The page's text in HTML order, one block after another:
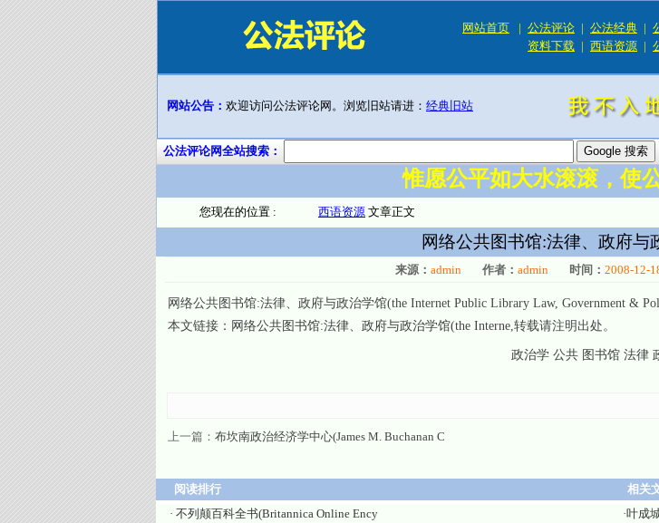
网站首页 | 公法评论 | 公法经典 |
资料下载 | 西语资源 |
网站公告： 欢迎访问公法评论网。浏览旧站请进： 经典旧站
公法评论网全站搜索：
惟愿公平如大水滚滚，使
您现在的位置 : 西语资源 文章正文
网络公共图书馆:法律、政府与
来源： admin 作者： admin 时间： 2008-12-
网络公共图书馆:法律、政府与政治学馆(the Internet Public Library Law, Government &
本文链接： 网络公共图书馆:法律、政府与政治学馆(the Interne,转载请注明出处。
政治学 公共 图书馆 法律
上一篇： 布坎南政治经济学中心(James M. Buchanan C
阅读排行
· 不列颠百科全书(Britannica Online Ency
相关
·叶成